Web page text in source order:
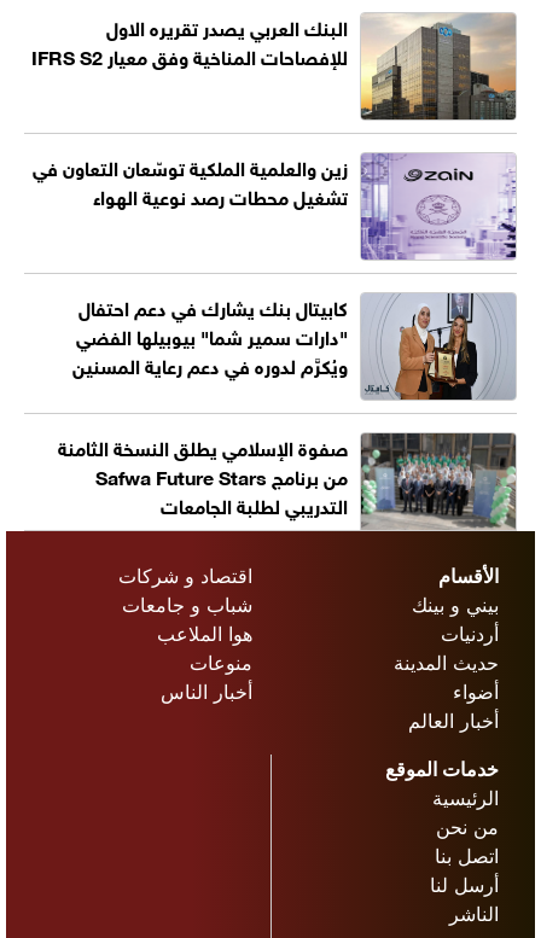
البنك العربي يصدر تقريره الاول
للإفصاحات المناخية وفق معيار IFRS S2
زين والعلمية الملكية توسّعان التعاون في
تشغيل محطات رصد نوعية الهواء
كابيتال بنك يشارك في دعم احتفال
"دارات سمير شما" بيوبيلها الفضي
ويُكرَّم لدوره في دعم رعاية المسنين
صفوة الإسلامي يطلق النسخة الثامنة
من برنامج Safwa Future Stars
التدريبي لطلبة الجامعات
الأقسام
بيني و بينك
أردنيات
حديث المدينة
أضواء
أخبار العالم
اقتصاد و شركات
شباب و جامعات
هوا الملاعب
منوعات
أخبار الناس
خدمات الموقع
الرئيسية
من نحن
اتصل بنا
أرسل لنا
الناشر